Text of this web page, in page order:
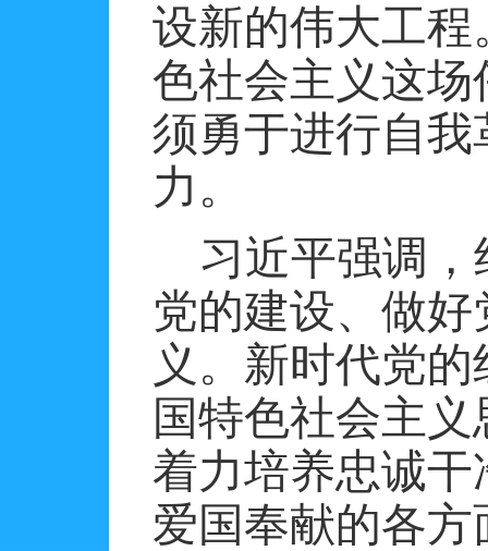
设新的伟大工
色社会主义这
须勇于进行自
力。
习近平强调
党的建设、做
义。新时代党
国特色社会主
着力培养忠诚
爱国奉献的各